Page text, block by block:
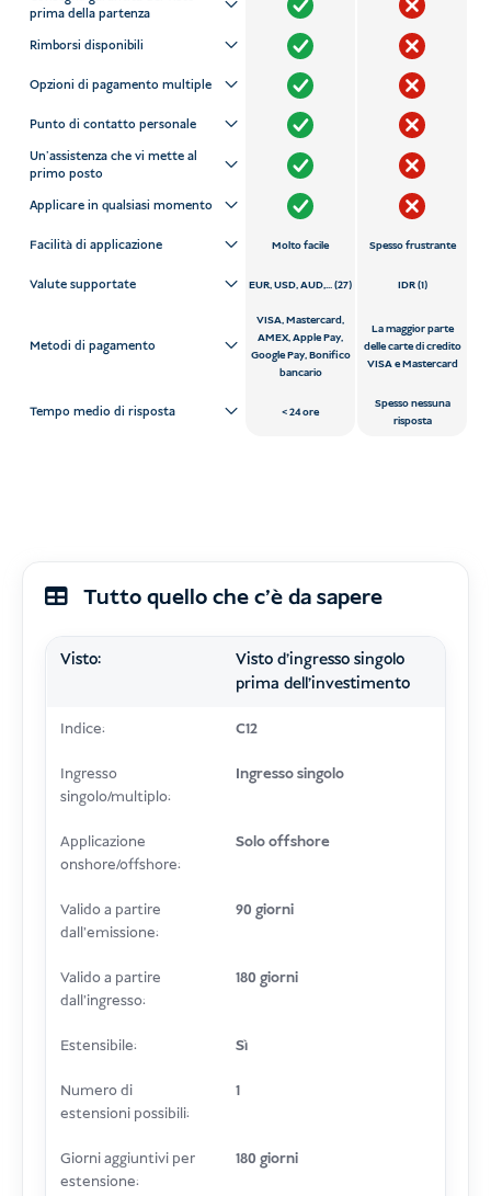
prima della partenza
Rimborsi disponibili
Opzioni di pagamento multiple
Punto di contatto personale
Un'assistenza che vi mette al
primo posto
Applicare in qualsiasi momento
Facilità di applicazione Molto facile Spesso frustrante
Valute supportate EUR, USD, AUD,... (27) IDR (1)
Metodi di pagamento
VISA, Mastercard,
AMEX, Apple Pay,
Google Pay, Bonifico
bancario
La maggior parte
delle carte di credito
VISA e Mastercard
Tempo medio di risposta 24 ore
Spesso nessuna
risposta
Tutto quello che c'è da sapere
Visto:
Visto d'ingresso singolo
prima dell'investimento
Indice: C12
Ingresso
singolo/multiplo:
Ingresso singolo
Applicazione
onshore/offshore:
Solo offshore
Valido a partire
dall'emissione:
90 giorni
Valido a partire
dall'ingresso:
180 giorni
Estensibile: Sì
Numero di
estensioni possibili:
1
Giorni aggiuntivi per
estensione:
180 giorni